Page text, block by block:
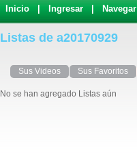
Inicio Ingresar Navegar
Listas de a20170929
Sus Videos Sus Favoritos
No se han agregado Listas aún